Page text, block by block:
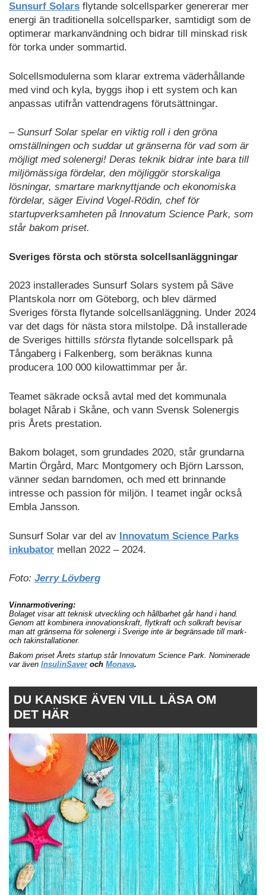
Sunsurf Solars flytande solcellsparker genererar mer
energi än traditionella solcellsparker, samtidigt som de
optimerar markanvändning och bidrar till minskad risk
för torka under sommartid.
Solcellsmodulerna som klarar extrema väderhållande
med vind och kyla, byggs ihop i ett system och kan
anpassas utifrån vattendragens förutsättningar.
– Sunsurf Solar spelar en viktig roll i den gröna
omställningen och suddar ut gränserna för vad som är
möjligt med solenergi! Deras teknik bidrar inte bara till
miljömässiga fördelar, den möjliggör storskaliga
lösningar, smartare marknyttjande och ekonomiska
fördelar, säger Eivind Vogel-Rödin, chef för
startupverksamheten på Innovatum Science Park, som
står bakom priset.
Sveriges första och största solcellsanläggningar
2023 installerades Sunsurf Solars system på Säve
Plantskola norr om Göteborg, och blev därmed
Sveriges första flytande solcellsanläggning. Under 2024
var det dags för nästa stora milstolpe. Då installerade
de Sveriges hittills största flytande solcellspark på
Tångaberg i Falkenberg, som beräknas kunna
producera 100 000 kilowattimmar per år.
Teamet säkrade också avtal med det kommunala
bolaget Nårab i Skåne, och vann Svensk Solenergis
pris Årets prestation.
Bakom bolaget, som grundades 2020, står grundarna
Martin Örgård, Marc Montgomery och Björn Larsson,
vänner sedan barndomen, och med ett brinnande
intresse och passion för miljön. I teamet ingår också
Embla Jansson.
Sunsurf Solar var del av Innovatum Science Parks
inkubator mellan 2022 – 2024.
Foto: Jerry Lövberg
Vinnarmotivering:
Bolaget visar att teknisk utveckling och hållbarhet går hand i hand.
Genom att kombinera innovationskraft, flytkraft och solkraft bevisar
man att gränserna för solenergi i Sverige inte är begränsade till mark-
och takinstallationer.
Bakom priset Årets startup står Innovatum Science Park. Nominerade
var även InsulinSaveroch Monava.
DU KANSKE ÄVEN VILL LÄSA OM
DET HÄR